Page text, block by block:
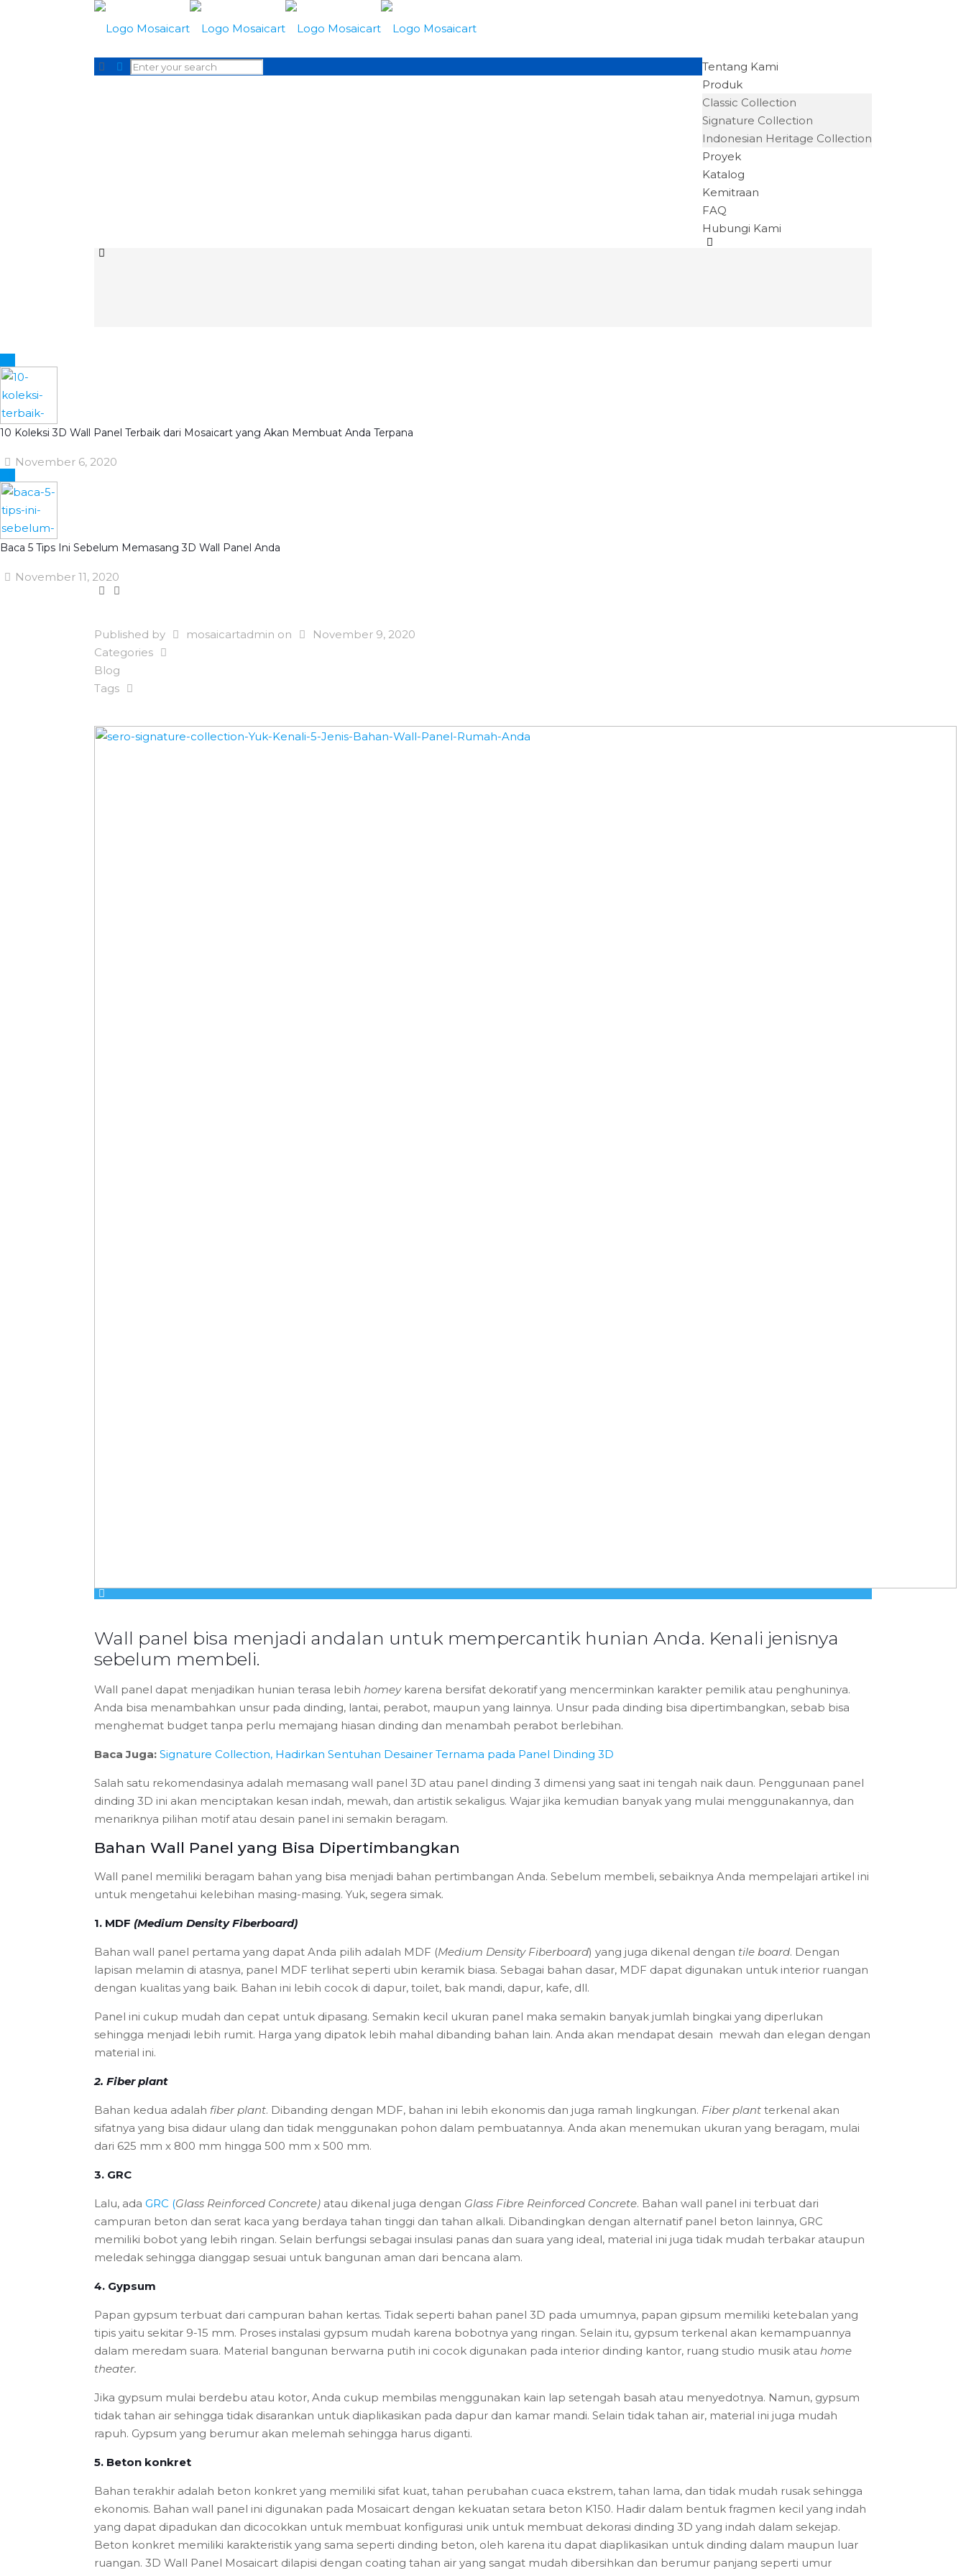
Tentang Kami
Produk
Classic Collection
Signature Collection
Indonesian Heritage Collection
Proyek
Katalog
Kemitraan
FAQ
Hubungi Kami
10 Koleksi 3D Wall Panel Terbaik dari Mosaicart yang Akan Membuat Anda Terpana
November 6, 2020
Baca 5 Tips Ini Sebelum Memasang 3D Wall Panel Anda
November 11, 2020
Published by mosaicartadmin on
November 9, 2020
Categories
Blog
Tags
Wall panel bisa menjadi andalan untuk mempercantik hunian Anda. Kenali jenisnya
sebelum membeli.
Wall panel dapat menjadikan hunian terasa lebihhomey karena bersifat dekoratif yang mencerminkan karakter pemilik atau penghuninya.
Anda bisa menambahkan unsur pada dinding, lantai, perabot, maupun yang lainnya. Unsur pada dinding bisa dipertimbangkan, sebab bisa
menghemat budget tanpa perlu memajang hiasan dinding dan menambah perabot berlebihan.
Baca Juga:Signature Collection, Hadirkan Sentuhan Desainer Ternama pada Panel Dinding 3D
Salah satu rekomendasinya adalah memasangwall panel3D atau panel dinding 3 dimensi yang saat ini tengah naik daun. Penggunaan panel
dinding 3D ini akan menciptakan kesan indah, mewah, dan artistik sekaligus. Wajar jika kemudian banyak yang mulai menggunakannya, dan
menariknya pilihan motif atau desain panel ini semakin beragam.
Bahan Wall Panel yang Bisa Dipertimbangkan
Wall panel memiliki beragam bahan yang bisa menjadi bahan pertimbangan Anda. Sebelum membeli, sebaiknya Anda mempelajari artikel ini
untuk mengetahui kelebihan masing-masing. Yuk, segera simak.
1. MDF(Medium Density Fiberboard)
Bahan wall panel pertama yang dapat Anda pilih adalah MDF (Medium Density Fiberboard) yang juga dikenal dengan tile board. Dengan
lapisan melamin di atasnya, panel MDF terlihat seperti ubin keramik biasa. Sebagai bahan dasar, MDF dapat digunakan untuk interior ruangan
dengan kualitas yang baik. Bahan ini lebih cocok di dapur, toilet, bak mandi, dapur, kafe, dll.
Panel ini cukup mudah dan cepat untuk dipasang. Semakin kecil ukuran panel maka semakin banyak jumlah bingkai yang diperlukan
sehingga menjadi lebih rumit. Harga yang dipatok lebih mahal dibanding bahan lain. Anda akan mendapat desain mewah dan elegan dengan
material ini.
2. Fiber plant
Bahan kedua adalah fiber plant. Dibanding dengan MDF, bahan ini lebih ekonomis dan juga ramah lingkungan. Fiber plant terkenal akan
sifatnya yang bisa didaur ulang dan tidak menggunakan pohon dalam pembuatannya. Anda akan menemukan ukuran yang beragam, mulai
dari 625 mm x 800 mm hingga 500 mm x 500 mm.
3. GRC
Lalu, adaGRC (Glass Reinforced Concrete) atau dikenal juga dengan Glass Fibre Reinforced Concrete. Bahan wall panel ini terbuat dari
campuran beton dan serat kaca yang berdaya tahan tinggi dan tahan alkali. Dibandingkan dengan alternatif panel beton lainnya, GRC
memiliki bobot yang lebih ringan. Selain berfungsi sebagai insulasi panas dan suara yang ideal, material ini juga tidak mudah terbakar ataupun
meledak sehingga dianggap sesuai untuk bangunan aman dari bencana alam.
4. Gypsum
Papan gypsum terbuat dari campuran bahan kertas. Tidak seperti bahan panel 3D pada umumnya, papan gipsum memiliki ketebalan yang
tipis yaitu sekitar 9-15 mm. Proses instalasi gypsum mudah karena bobotnya yang ringan. Selain itu, gypsum terkenal akan kemampuannya
dalam meredam suara. Material bangunan berwarna putih ini cocok digunakan pada interior dinding kantor, ruang studio musik atauhome
theater.
Jika gypsum mulai berdebu atau kotor, Anda cukup membilas menggunakan kain lap setengah basah atau menyedotnya. Namun, gypsum
tidak tahan air sehingga tidak disarankan untuk diaplikasikan pada dapur dan kamar mandi. Selain tidak tahan air, material ini juga mudah
rapuh. Gypsum yang berumur akan melemah sehingga harus diganti.
5. Beton konkret
Bahan terakhir adalah beton konkret yang memiliki sifat kuat, tahan perubahan cuaca ekstrem, tahan lama, dan tidak mudah rusak sehingga
ekonomis. Bahan wall panel ini digunakan pada Mosaicart dengan kekuatan setara beton K150. Hadir dalam bentuk fragmen kecil yang indah
yang dapat dipadukan dan dicocokkan untuk membuat konfigurasi unik untuk membuat dekorasi dinding 3D yang indah dalam sekejap.
Beton konkret memiliki karakteristik yang sama seperti dinding beton, oleh karena itu dapat diaplikasikan untuk dinding dalam maupun luar
ruangan. 3D Wall Panel Mosaicart dilapisi dengan coating tahan air yang sangat mudah dibersihkan dan berumur panjang seperti umur